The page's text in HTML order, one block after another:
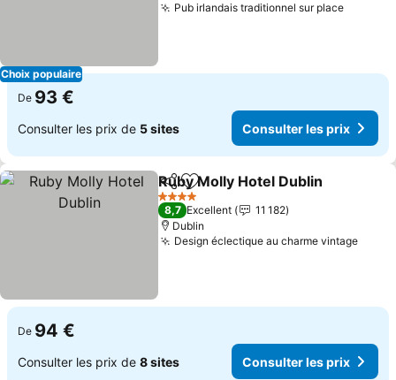
Choix populaire
Pub irlandais traditionnel sur place
De 93 €
Consulter les prix de 5 sites Consulter les prix
PartagerAjouter à mes favoris
Ruby Molly Hotel Dublin
4 Étoiles
8,7 Excellent
11 182
Dublin
Design éclectique au charme vintage
De 94 €
Consulter les prix de 8 sites Consulter les prix